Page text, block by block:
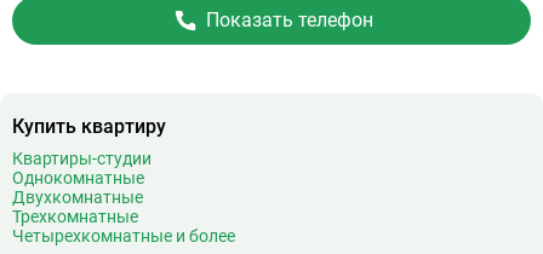
Показать телефон
Купить квартиру
Квартиры-студии
Однокомнатные
Двухкомнатные
Трехкомнатные
Четырехкомнатные и более